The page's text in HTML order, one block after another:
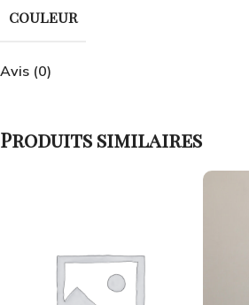
COULEUR
Avis (0)
Produits similaires